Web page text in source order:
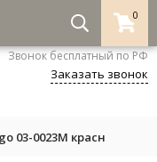
0
8-800-333-5530
Звонок бесплатный по РФ
Заказать звонок
03-0023M красн